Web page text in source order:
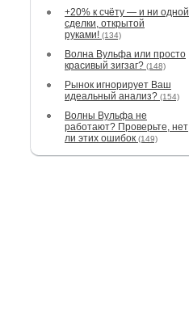
+20% к счёту — и ни одной
сделки, открытой
руками! (134)
Волна Вульфа или просто
красивый зигзаг? (148)
Рынок игнорирует Ваш
идеальный анализ? (154)
Волны Вульфа не
работают? Проверьте, нет
ли этих ошибок (149)